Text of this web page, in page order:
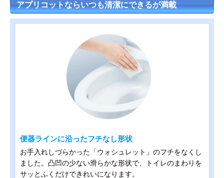
アプリコットならいつも清潔にできるが満載
便器ラインに沿ったフチなし形状
お手入れしづらかった「ウォシュレット」のフチをなくし
ました。凸凹の少ない滑らかな形状で、トイレのまわりを
サッとふくだけできれいになります。